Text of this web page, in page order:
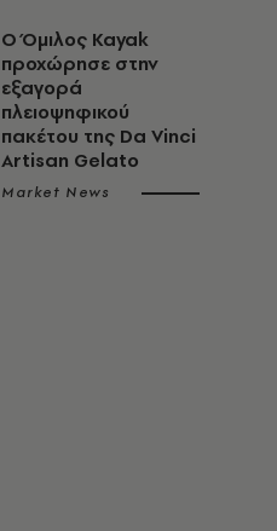
Ο Όμιλος Kayak
προχώρησε στην
εξαγορά
πλειοψηφικού
πακέτου της Da Vinci
Artisan Gelato
Market News